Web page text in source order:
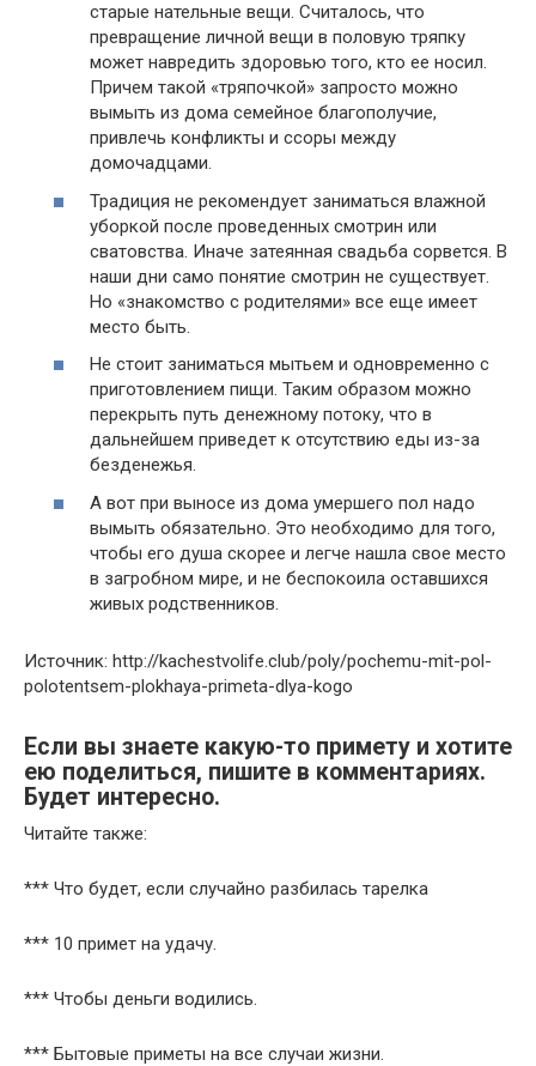
старые нательные вещи. Считалось, что
превращение личной вещи в половую тряпку
может навредить здоровью того, кто ее носил.
Причем такой «тряпочкой» запросто можно
вымыть из дома семейное благополучие,
привлечь конфликты и ссоры между
домочадцами.
Традиция не рекомендует заниматься влажной
уборкой после проведенных смотрин или
сватовства. Иначе затеянная свадьба сорвется. В
наши дни само понятие смотрин не существует.
Но «знакомство с родителями» все еще имеет
место быть.
Не стоит заниматься мытьем и одновременно с
приготовлением пищи. Таким образом можно
перекрыть путь денежному потоку, что в
дальнейшем приведет к отсутствию еды из-за
безденежья.
А вот при выносе из дома умершего пол надо
вымыть обязательно. Это необходимо для того,
чтобы его душа скорее и легче нашла свое место
в загробном мире, и не беспокоила оставшихся
живых родственников.
Источник: http://kachestvolife.club/poly/pochemu-mit-pol-
polotentsem-plokhaya-primeta-dlya-kogo
Если вы знаете какую-то примету и хотите
ею поделиться, пишите в комментариях.
Будет интересно.
Читайте также:
*** Что будет, если случайно разбилась тарелка
*** 10 примет на удачу.
*** Чтобы деньги водились.
*** Бытовые приметы на все случаи жизни.